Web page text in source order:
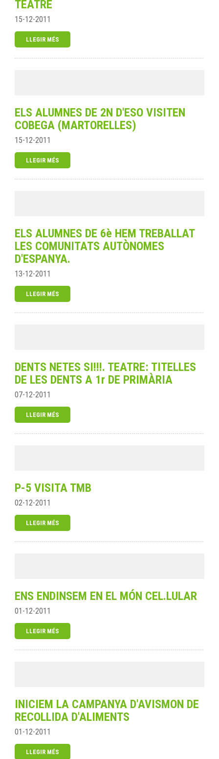
TEATRE
15-12-2011
LLEGIR MÉS
ELS ALUMNES DE 2N D'ESO VISITEN
COBEGA (MARTORELLES)
15-12-2011
LLEGIR MÉS
ELS ALUMNES DE 6è HEM TREBALLAT
LES COMUNITATS AUTÒNOMES
D'ESPANYA.
13-12-2011
LLEGIR MÉS
DENTS NETES SI!!!. TEATRE: TITELLES
DE LES DENTS A 1r DE PRIMÀRIA
07-12-2011
LLEGIR MÉS
P-5 VISITA TMB
02-12-2011
LLEGIR MÉS
ENS ENDINSEM EN EL MÓN CEL.LULAR
01-12-2011
LLEGIR MÉS
INICIEM LA CAMPANYA D'AVISMON DE
RECOLLIDA D'ALIMENTS
01-12-2011
LLEGIR MÉS